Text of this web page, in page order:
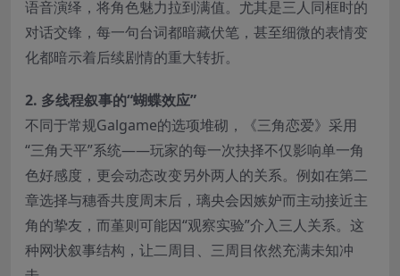
语音演绎，将角色魅力拉到满值。尤其是三人同框时的
对话交锋，每一句台词都暗藏伏笔，甚至细微的表情变
化都暗示着后续剧情的重大转折。
​2. 多线程叙事的“蝴蝶效应”​
不同于常规Galgame的选项堆砌，《三角恋爱》采用
“三角天平”系统——玩家的每一次抉择不仅影响单一角
色好感度，更会动态改变另外两人的关系。例如在第二
章选择与穗香共度周末后，璃央会因嫉妒而主动接近主
角的挚友，而堇则可能因“观察实验”介入三人关系。这
种网状叙事结构，让二周目、三周目依然充满未知冲